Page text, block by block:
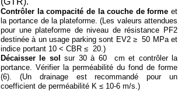
Contrôler la compacité de la couche de forme et
la portance de la plateforme. (Les valeurs attendues
pour une plateforme de niveau de résistance PF2
destinée à un usage parking sont EV2 ≥ 50 MPa et
indice portant 10 < CBR ≤ 20.)
Décaisser le sol
sur 30 à 60 cm et contrôler la
portance. Vérifier la perméabilité du fond de forme
(6). (Un drainage est recommandé pour un
coefficient de perméabilité K ≤ 10-6 m/s.)